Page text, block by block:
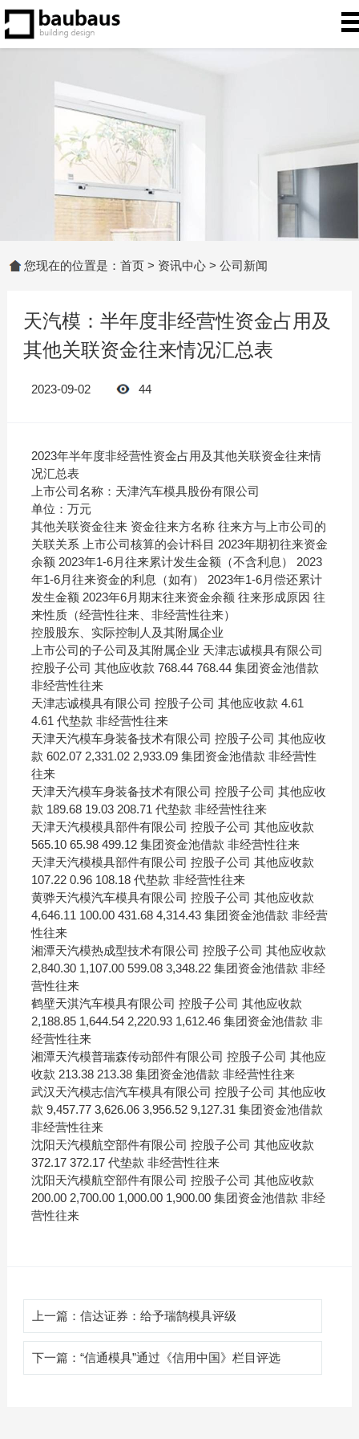
您现在的位置是： 首页 > 资讯中心 > 公司新闻
天汽模：半年度非经营性资金占用及
其他关联资金往来情况汇总表
2023-09-02 44
2023年半年度非经营性资金占用及其他关联资金往来情
况汇总表
上市公司名称：天津汽车模具股份有限公司
单位：万元
其他关联资金往来 资金往来方名称 往来方与上市公司的
关联关系 上市公司核算的会计科目 2023年期初往来资金
余额 2023年1-6月往来累计发生金额（不含利息） 2023
年1-6月往来资金的利息（如有） 2023年1-6月偿还累计
发生金额 2023年6月期末往来资金余额 往来形成原因 往
来性质（经营性往来、非经营性往来）
控股股东、实际控制人及其附属企业
上市公司的子公司及其附属企业 天津志诚模具有限公司
控股子公司 其他应收款 768.44 768.44 集团资金池借款
非经营性往来
天津志诚模具有限公司 控股子公司 其他应收款 4.61
4.61 代垫款 非经营性往来
天津天汽模车身装备技术有限公司 控股子公司 其他应收
款 602.07 2,331.02 2,933.09 集团资金池借款 非经营性
往来
天津天汽模车身装备技术有限公司 控股子公司 其他应收
款 189.68 19.03 208.71 代垫款 非经营性往来
天津天汽模模具部件有限公司 控股子公司 其他应收款
565.10 65.98 499.12 集团资金池借款 非经营性往来
天津天汽模模具部件有限公司 控股子公司 其他应收款
107.22 0.96 108.18 代垫款 非经营性往来
黄骅天汽模汽车模具有限公司 控股子公司 其他应收款
4,646.11 100.00 431.68 4,314.43 集团资金池借款 非经营
性往来
湘潭天汽模热成型技术有限公司 控股子公司 其他应收款
2,840.30 1,107.00 599.08 3,348.22 集团资金池借款 非经
营性往来
鹤壁天淇汽车模具有限公司 控股子公司 其他应收款
2,188.85 1,644.54 2,220.93 1,612.46 集团资金池借款 非
经营性往来
湘潭天汽模普瑞森传动部件有限公司 控股子公司 其他应
收款 213.38 213.38 集团资金池借款 非经营性往来
武汉天汽模志信汽车模具有限公司 控股子公司 其他应收
款 9,457.77 3,626.06 3,956.52 9,127.31 集团资金池借款
非经营性往来
沈阳天汽模航空部件有限公司 控股子公司 其他应收款
372.17 372.17 代垫款 非经营性往来
沈阳天汽模航空部件有限公司 控股子公司 其他应收款
200.00 2,700.00 1,000.00 1,900.00 集团资金池借款 非经
营性往来
上一篇： 信达证券：给予瑞鹄模具评级
下一篇： “信通模具”通过《信用中国》栏目评选